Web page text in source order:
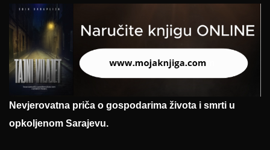
Nevjerovatna priča o gospodarima života i smrti u
opkoljenom Sarajevu.